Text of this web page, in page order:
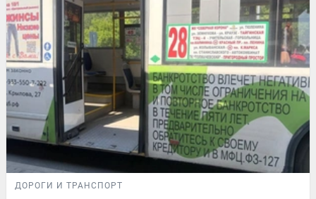
ДОРОГИ И ТРАНСПОРТ